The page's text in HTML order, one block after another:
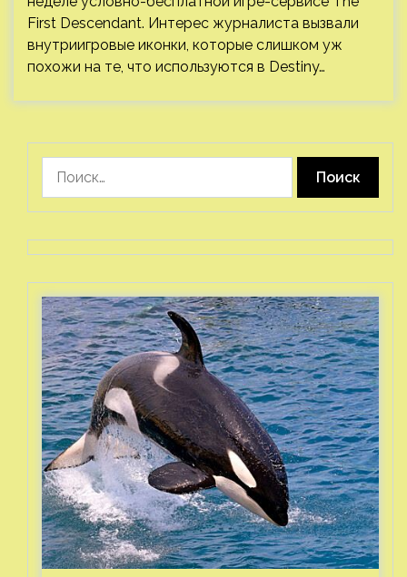
First Descendant. Интерес журналиста вызвали
внутриигровые иконки, которые слишком уж
похожи на те, что используются в Destiny…